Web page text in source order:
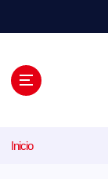
l
Inicio